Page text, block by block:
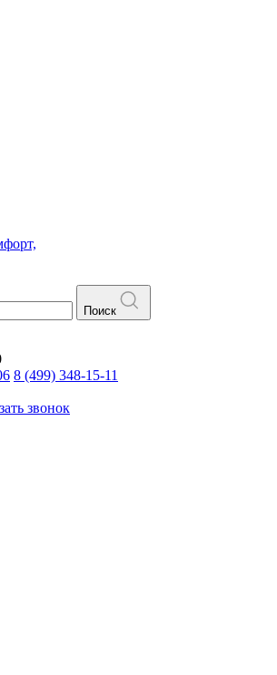
Поиск
8 (499) 348-15-11
звонок